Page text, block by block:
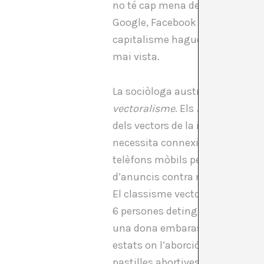
no té cap mena de sentit i
Google, Facebook i d’altres.
capitalisme hagués perdut la
mai vista.
La sociòloga australiana
vectoralisme. Els hackers
són
dels vectors de la informació,
necessita connexió mòbil a
telèfons mòbils pertanyen a
d’anuncis contra nosaltres
El classisme vectoralista
6 persones detingudes
una dona embarassada.
estats on l’aborció és il·legal